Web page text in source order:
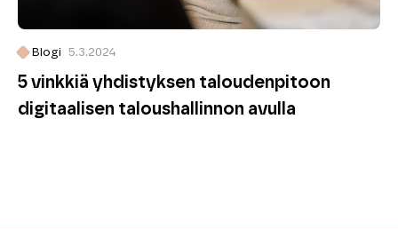
Blogi 5.3.2024
5 vinkkiä yhdistyksen taloudenpitoon
digitaalisen taloushallinnon avulla